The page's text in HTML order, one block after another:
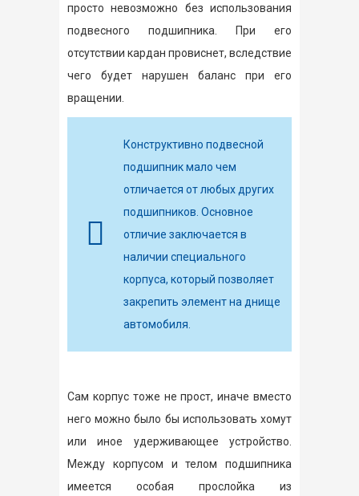
просто невозможно без использования
подвесного подшипника. При его
отсутствии кардан провиснет, вследствие
чего будет нарушен баланс при его
вращении.
Конструктивно подвесной
подшипник мало чем
отличается от любых других
подшипников. Основное
отличие заключается в
наличии специального
корпуса, который позволяет
закрепить элемент на днище
автомобиля.
Сам корпус тоже не прост, иначе вместо
него можно было бы использовать хомут
или иное удерживающее устройство.
Между корпусом и телом подшипника
имеется особая прослойка из